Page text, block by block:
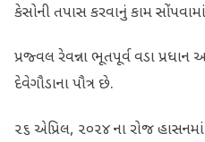
કેસોની તપાસ કરવાનું કામ
પ્રજ્વલ રેવન્ના ભૂતપૂર્વ વડા
દેવેગૌડાના પૌત્ર છે.
૨૬ એપ્રિલ, ૨૦૨૪ ના રોજ